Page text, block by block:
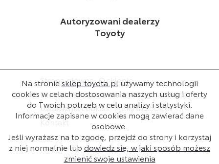
Autoryzowani dealerzy
Toyoty
Strona główna O sklepie
Dla dealera Baza wiedzy Regulamin
Ustawienia cookies Polityka cookies
Kontakt
Na stroniesklep.toyota.pl używamy technologii
cookies w celach dostosowania naszych usług i oferty
do Twoich potrzeb w celu analizy i statystyki.
Informacje zapisane w cookies mogą zawierać dane
osobowe.
Jeśli wyrażasz na to zgodę, przejdź do strony i korzystaj
z niej normalnie lub dowiedz się, w jaki sposób możesz
zmienić swoje ustawienia